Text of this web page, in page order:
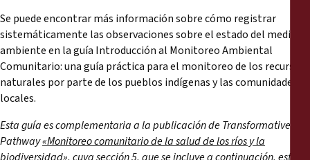
Se puede encontrar más información sobre cómo registrar
sistemáticamente las observaciones sobre el estado del medio
ambiente en la guía Introducción al Monitoreo Ambiental
Comunitario: una guía práctica para el monitoreo de los recursos
naturales por parte de los pueblos indígenas y las comunidades
locales.
Esta guía es complementaria a la publicación de Transformative
Pathway«Monitoreo comunitario de la salud de los ríos y la